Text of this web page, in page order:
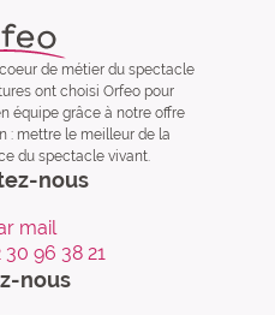
de métier du spectacle
ont choisi Orfeo pour
équipe grâce à notre offre
: mettre le meilleur de la
du spectacle vivant.
nous
mail
30 96 38 21
nous